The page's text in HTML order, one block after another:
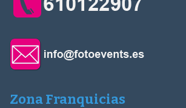
Zona Franquicias